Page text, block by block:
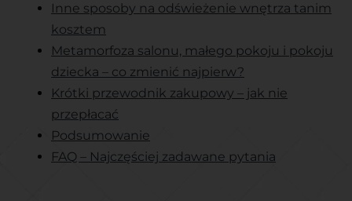
Inne sposoby na odświeżenie wnętrza tanim
kosztem
Metamorfoza salonu, małego pokoju i pokoju
dziecka – co zmienić najpierw?
Krótki przewodnik zakupowy – jak nie
przepłacać
Podsumowanie
FAQ – Najczęściej zadawane pytania